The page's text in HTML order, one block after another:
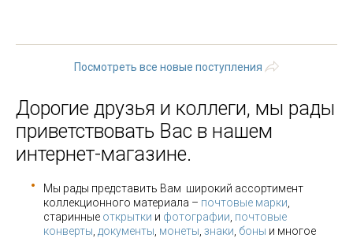
Посмотреть все новые поступления
Дорогие друзья и коллеги, мы рады
приветствовать Вас в нашем
интернет-магазине.
Мы рады представить Вам широкий ассортимент
коллекционного материала – почтовые марки
старинные открытки и фотографии почтовые
конверты документы монеты знаки боны и многое